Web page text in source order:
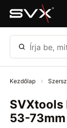
Ugrás az oldal fő
Írja be,
Kezdőlap
53-73mm